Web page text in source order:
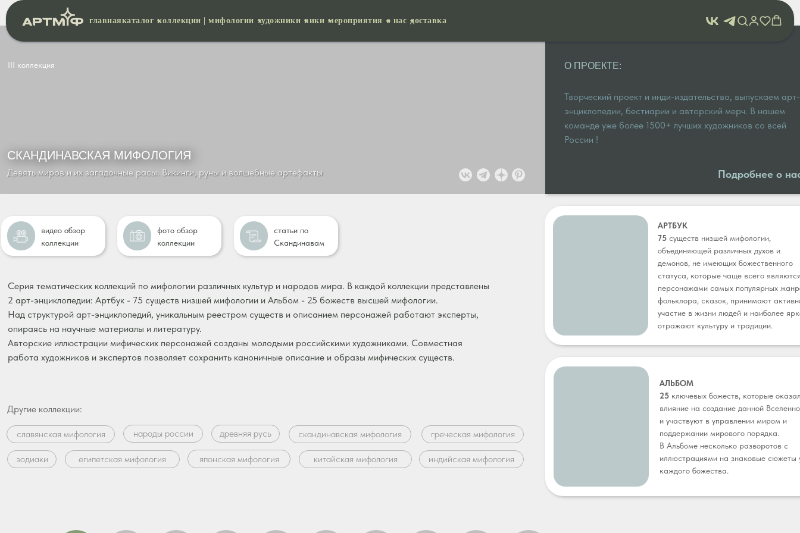
главнаякаталог коллекции | мифологии художники вики мероприятия о нас доставка
СКАНДИНАВСКАЯ МИФОЛОГИЯ
III коллекция
Девять миров и их загадочные расы. Викинги, руны и волшебные артефакты
О ПРОЕКТЕ:
Творческий проект и инди-издательство, выпускаем арт-
энциклопедии, бестиарии и авторский мерч. В нашем
команде уже более 1500+ лучших художников со всей
России !
Подробнее о
Серия тематических коллекций по мифологии различных культур и народов мира. В каждой коллекции представлены
2 арт-энциклопедии: Артбук - 75 существ низшей мифологии и Альбом - 25 божеств высшей мифологии.
Над структурой арт-энциклопедий, уникальным реестром существ и описанием персонажей работают эксперты,
опираясь на научные материалы и литературу.
Авторские иллюстрации мифических персонажей созданы молодыми российскими художниками. Совместная
работа художников и экспертов позволяет сохранить каноничные описание и образы мифических существ.
АРТБУК
75 существ низшей мифологии,
объединяющей различных духов и
демонов, не имеющих божественного
статуса, которые чаще всего
персонажами самых популярных
фольклора, сказок, принимают
участие в жизни людей и наиболее
отражают культуру и традиции.
АЛЬБОМ
25 ключевых божеств, которые
влияние на создание данной
и участвуют в управлении миром и
поддержании мирового порядка.
В Альбоме несколько разворотов с
иллюстрациями на знаковые сюжеты
каждого божества.
видео обзор
коллекции
фото обзор
коллекции
статьи по
Скандинавам
Другие коллекции:
славянская мифология
японская мифология
скандинавская мифология
народы россии
индийская мифология
зодиаки
древняя русь
египетская мифология китайская мифология
греческая мифология